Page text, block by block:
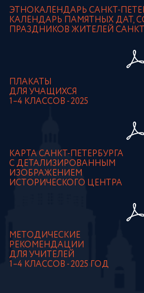
ЭТНОКАЛЕНДАРЬ САНКТ-
КАЛЕНДАРЬ ПАМЯТНЫХ ДАТ,
ПРАЗДНИКОВ ЖИТЕЛЕЙ
ПЛАКАТЫ
ДЛЯ УЧАЩИХСЯ
1–4 КЛАССОВ - 2025
КАРТА САНКТ-ПЕТЕРБУРГА
С ДЕТАЛИЗИРОВАННЫМ
ИЗОБРАЖЕНИЕМ
ИСТОРИЧЕСКОГО ЦЕНТРА
МЕТОДИЧЕСКИЕ
РЕКОМЕНДАЦИИ
ДЛЯ УЧИТЕЛЕЙ
1–4 КЛАССОВ - 2025 ГОД